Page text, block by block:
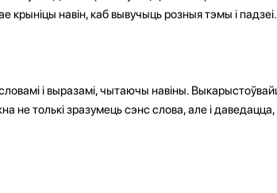
крыніцы навін, каб вывучыць розныя тэмы і падзеі.
і выразамі, чытаючы навіны.
не толькі зразумець сэнс слова, але і даведацца,